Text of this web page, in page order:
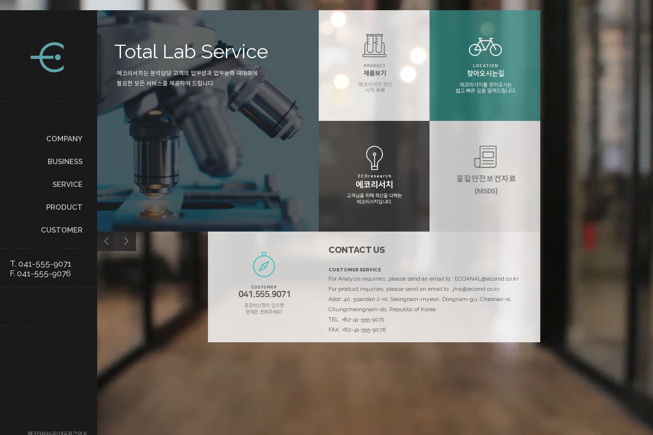
COMPANY
BUSINESS
SERVICE
PRODUCT
CUSTOMER
T. 041-555-9071
F. 041-555-9076
Total Lab Service
에코리서치는 분석담당 고객의 업무성과 업무능력 극대화에
필요한 모든 서비스를 제공하여 드립니다
Technoloy
에코리서치는 극미량 오염관리 및 관련기술과 더불어 분석에
필요한 모든 설비(초순수제조기, 전처리 장비 등) / 용기 / 고
순도시약 등을 종합적으로 제공합니다.
에코리서치 제품보기
에코리서치의 생산 시약목록 입니다..
에코리서치
고객을 위해 최선을 다하는 에코리서치입니다.. MSDS 및 시약정보요약서 다운로드
찾아오시는길
에코리서치를 찾아오시는 쉽고 빠른 길을 알려
드립니다.
CONTACT US
CUSTOMER SERVICE
For Analysis inquiries, please send an email to : ECOANAL@ecornd.co.kr
For product inquiries, please send an email to : jhw@ecornd.co.kr
Addr. 40, 5sandan 2-ro, Seongnam-myeon, Dongnam-gu, Cheonan-si,
Chungcheongnam-do, Republic of Korea
TEL. +82-41-555-9071
FAX. +82-41-555-9076